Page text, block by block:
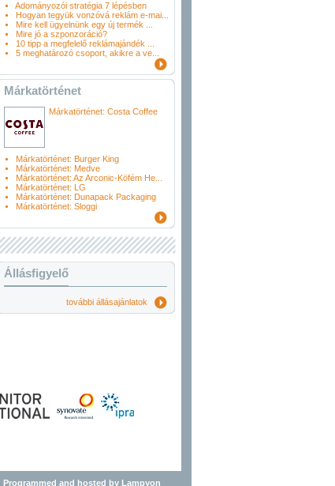
Adományozói stratégia 7 lépésben
Hogyan tegyük vonzóvá reklám e-mai...
Mire kell ügyelnünk egy új termék ...
Mire jó a szponzoráció?
10 tipp a megfelelő reklámajándék ...
5 meghatározó csoport, akikre a ve...
Márkatörténet
Márkatörténet: Costa Coffee
Márkatörténet: Burger King
Márkatörténet: Medve
Márkatörténet: Az Arconic-Köfém He...
Márkatörténet: LG
Márkatörténet: Dunapack Packaging
Márkatörténet: Sloggi
Állásfigyelő
további állásajánlatok
Programmed and hosted by Lampyon